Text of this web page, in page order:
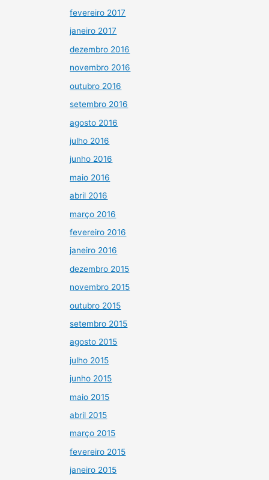
fevereiro 2017
janeiro 2017
dezembro 2016
novembro 2016
outubro 2016
setembro 2016
agosto 2016
julho 2016
junho 2016
maio 2016
abril 2016
março 2016
fevereiro 2016
janeiro 2016
dezembro 2015
novembro 2015
outubro 2015
setembro 2015
agosto 2015
julho 2015
junho 2015
maio 2015
abril 2015
março 2015
fevereiro 2015
janeiro 2015